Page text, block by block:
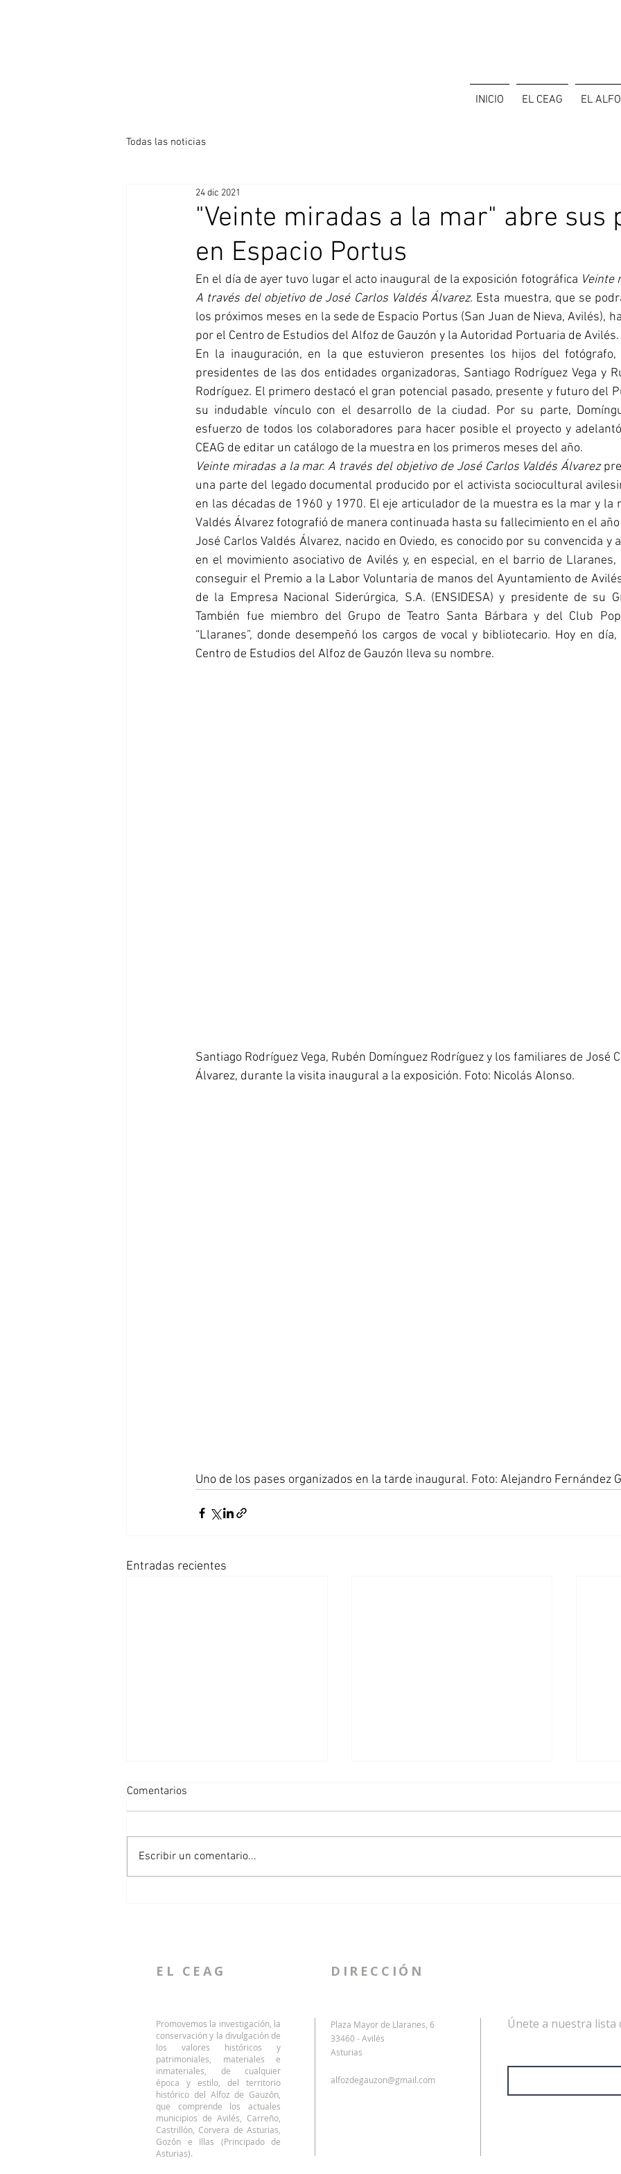
INICIO EL CEAG EL
Todas las noticias
"Veinte miradas a la mar" abre sus
en Espacio Portus
24 dic 2021
En el día de ayer tuvo lugar el acto inaugural de la exposición fotográfica Veinte
A través del objetivo de José Carlos Valdés Álvarez. Esta muestra, que se
los próximos meses en la sede de Espacio Portus (San Juan de Nieva, Avilés),
por el Centro de Estudios del Alfoz de Gauzón y la Autoridad Portuaria de Avilés.
En la inauguración, en la que estuvieron presentes los hijos del fotógrafo,
presidentes de las dos entidades organizadoras, Santiago Rodríguez Vega y
Rodríguez. El primero destacó el gran potencial pasado, presente y futuro del
su indudable vínculo con el desarrollo de la ciudad. Por su parte,
esfuerzo de todos los colaboradores para hacer posible el proyecto y
CEAG de editar un catálogo de la muestra en los primeros meses del año.
Veinte miradas a la mar. A través del objetivo de José Carlos Valdés Álvarez
una parte del legado documental producido por el activista sociocultural
en las décadas de 1960 y 1970. El eje articulador de la muestra es la mar y la
Valdés Álvarez fotografió de manera continuada hasta su fallecimiento en el
José Carlos Valdés Álvarez, nacido en Oviedo, es conocido por su convencida y
en el movimiento asociativo de Avilés y, en especial, en el barrio de
conseguir el Premio a la Labor Voluntaria de manos del Ayuntamiento de
de la Empresa Nacional Siderúrgica, S.A. (ENSIDESA) y presidente de su
También fue miembro del Grupo de Teatro Santa Bárbara y del Club
“Llaranes”, donde desempeñó los cargos de vocal y bibliotecario. Hoy en
Centro de Estudios del Alfoz de Gauzón lleva su nombre.
Santiago Rodríguez Vega, Rubén Domínguez Rodríguez y los familiares de José
Álvarez, durante la visita inaugural a la exposición. Foto: Nicolás Alonso.
Uno de los pases organizados en la tarde inaugural. Foto: Alejandro Fernández
Entradas recientes
Comentarios
Escribir un comentario...
EL CEAG DIRECCIÓN
Promovemos la investigación, la
conservación y la divulgación de
los valores históricos y
patrimoniales, materiales e
inmateriales, de cualquier
época y estilo, del territorio
histórico del Alfoz de Gauzón,
que comprende los actuales
municipios de Avilés, Carreño,
Castrillón, Corvera de Asturias,
Gozón e Illas (Principado de
Asturias).
Plaza Mayor de Llaranes, 6
33460 - Avilés
Asturias
alfozdegauzon@gmail.com
Únete a nuestra